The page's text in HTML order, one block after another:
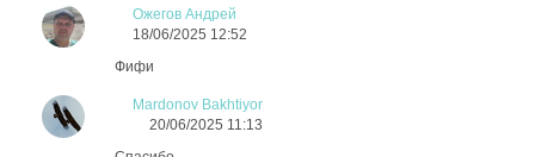
Ожегов Андрей
18/06/2025 12:52
Фифи
Mardonov Bakhtiyor
20/06/2025 11:13